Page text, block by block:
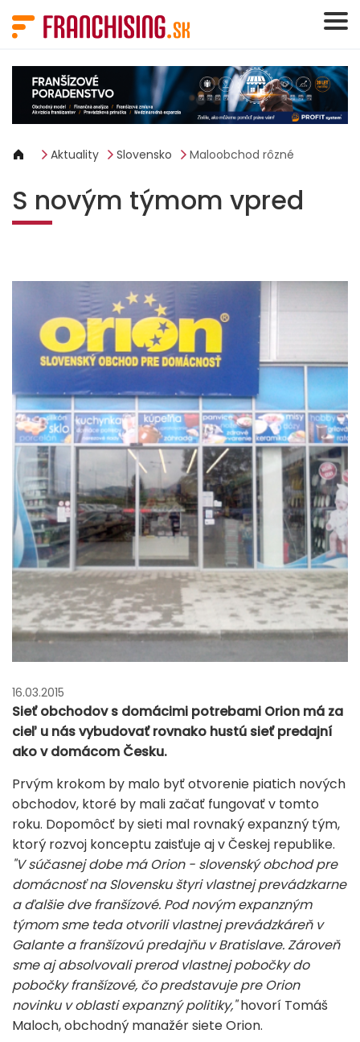
Aktuality Slovensko Maloobchod rôzné
S novým týmom vpred
16.03.2015
Sieť obchodov s domácimi potrebami Orion má za
cieľ u nás vybudovať rovnako hustú sieť predajní
ako v domácom Česku.
Prvým krokom by malo byť otvorenie piatich nových
obchodov, ktoré by mali začať fungovať v tomto
roku. Dopomôcť by sieti mal rovnaký expanzný tým,
ktorý rozvoj konceptu zaisťuje aj v Českej republike.
"V súčasnej dobe má Orion - slovenský obchod pre
domácnosť na Slovensku štyri vlastnej prevádzkarne
a ďalšie dve franšízové. Pod novým expanzným
týmom sme teda otvorili vlastnej prevádzkáreň v
Galante a franšízovú predajňu v Bratislave. Zároveň
sme aj absolvovali prerod vlastnej pobočky do
pobočky franšízové, čo predstavuje pre Orion
novinku v oblasti expanzný politiky,"hovorí Tomáš
Maloch, obchodný manažér siete Orion.